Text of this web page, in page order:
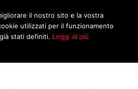
il nostro sito e la vostra
utilizzati per il funzionamento
stati definiti. Leggi di più